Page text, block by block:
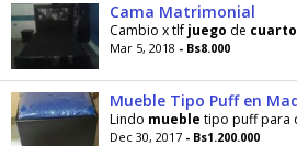
Cama Matrimonial
Cambio x tlf juego de cuarto
Mar 5, 2018 - Bs8.000
Lindo mueble tipo puff para
Dec 30, 2017 - Bs1.200.000